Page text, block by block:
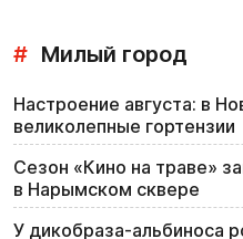
# Милый город
Настроение августа: в
великолепные гортензии
Сезон «Кино на траве»
в Нарымском сквере
У дикобраза-альбиноса